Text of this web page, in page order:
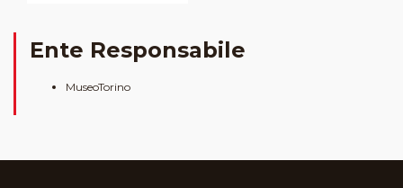
Ente Responsabile
MuseoTorino